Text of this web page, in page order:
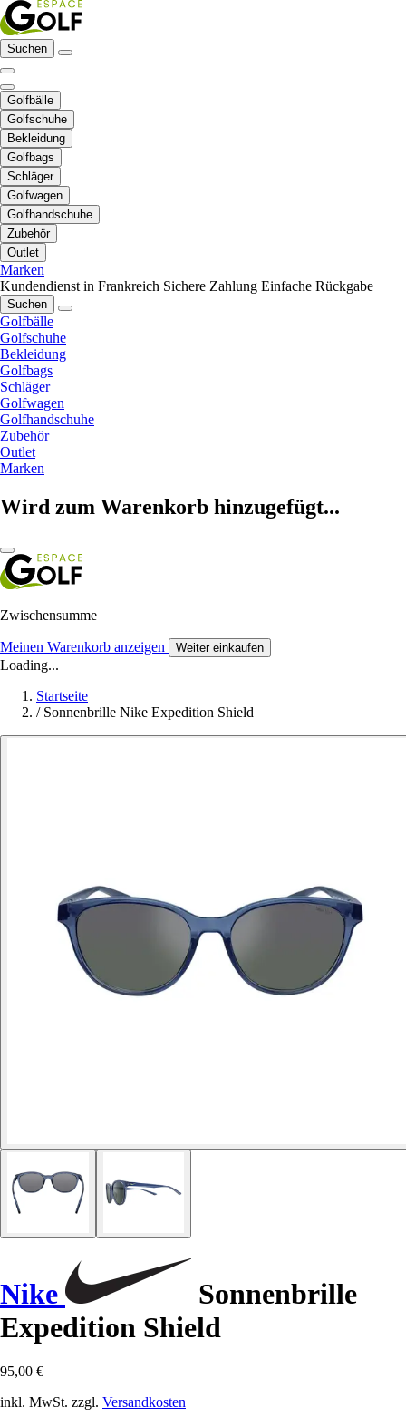
Suchen
Golfbälle
Golfschuhe
Bekleidung
Golfbags
Schläger
Golfwagen
Golfhandschuhe
Zubehör
Outlet
Marken
Kundendienst in Frankreich Sichere Zahlung Einfache Rückgabe
Suchen
Golfbälle
Golfschuhe
Bekleidung
Golfbags
Schläger
Golfwagen
Golfhandschuhe
Zubehör
Outlet
Marken
Wird zum Warenkorb hinzugefügt...
Zwischensumme
Meinen Warenkorb anzeigen Weiter einkaufen
Loading...
Startseite
/ Sonnenbrille Nike Expedition Shield
Nike
Sonnenbrille
Expedition Shield
95,00 €
inkl. MwSt. zzgl. Versandkosten